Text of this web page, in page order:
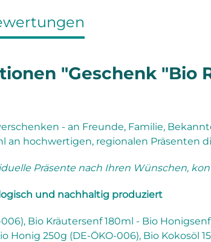
"Geschenk "Bio
- an Freunde, Familie,
an hochwertigen, regionalen Präsenten
Präsente nach Ihren Wünschen,
und nachhaltig produziert
Bio Kräutersenf 180ml - Bio
Honig 250g (DE-ÖKO-006), Bio Kokosöl